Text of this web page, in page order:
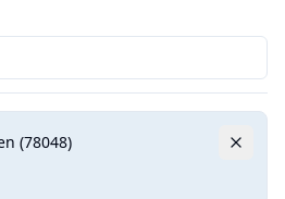
(78048)